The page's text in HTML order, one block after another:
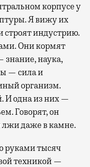
корпусе у
Я вижу их
строят индустрию.
Они кормят
знание, наука,
— сила и
организм.
И одна из них —
Говорят, он
лжи даже в камне.
руками тысяч
техникой —